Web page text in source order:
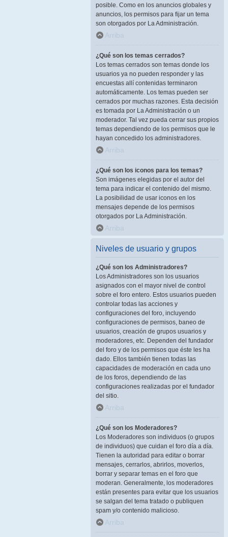
posible. Como en los anuncios globales y
anuncios, los permisos para fijar un tema
son otorgados por La Administración.
Arriba
¿Qué son los temas cerrados?
Los temas cerrados son temas donde los
usuarios ya no pueden responder y las
encuestas allí contenidas terminaron
automáticamente. Los temas pueden ser
cerrados por muchas razones. Esta decisión
es tomada por La Administración o un
moderador. Tal vez pueda cerrar sus propios
temas dependiendo de los permisos que le
hayan concedido los administradores.
Arriba
¿Qué son los iconos para los temas?
Son imágenes elegidas por el autor del
tema para indicar el contenido del mismo.
La posibilidad de usar iconos en los
mensajes depende de los permisos
otorgados por La Administración.
Arriba
Niveles de usuario y grupos
¿Qué son los Administradores?
Los Administradores son los usuarios
asignados con el mayor nivel de control
sobre el foro entero. Estos usuarios pueden
controlar todas las acciones y
configuraciones del foro, incluyendo
configuraciones de permisos, baneo de
usuarios, creación de grupos usuarios y
moderadores, etc. Dependen del fundador
del foro y de los permisos que éste les ha
dado. Ellos también tienen todas las
capacidades de moderación en cada uno
de los foros, dependiendo de las
configuraciones realizadas por el fundador
del sitio.
Arriba
¿Qué son los Moderadores?
Los Moderadores son individuos (o grupos
de individuos) que cuidan el foro día a día.
Tienen la autoridad para editar o borrar
mensajes, cerrarlos, abrirlos, moverlos,
borrar y separar temas en el foro que
moderan. Generalmente, los moderadores
están presentes para evitar que los usuarios
se salgan del tema tratado o publiquen
spam y/o contenido malicioso.
Arriba